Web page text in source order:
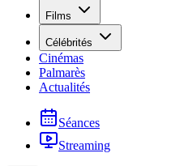
Films
Célébrités
Cinémas
Palmarès
Actualités
Séances
Streaming